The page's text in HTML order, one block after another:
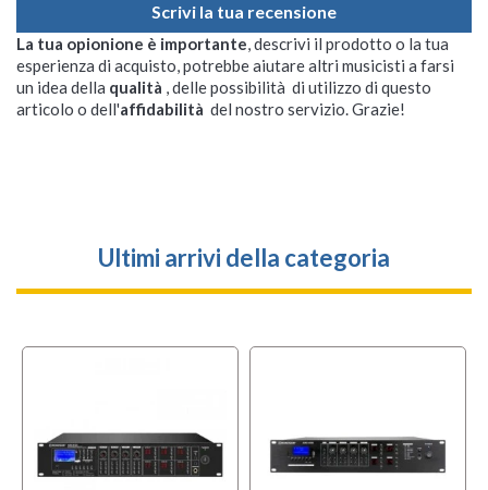
Scrivi la tua recensione
La tua opionione è importante, descrivi il prodotto o la tua
esperienza di acquisto, potrebbe aiutare altri musicisti a farsi
un idea della qualità , delle possibilità di utilizzo di questo
articolo o dell'affidabilità del nostro servizio. Grazie!
Ultimi arrivi della categoria